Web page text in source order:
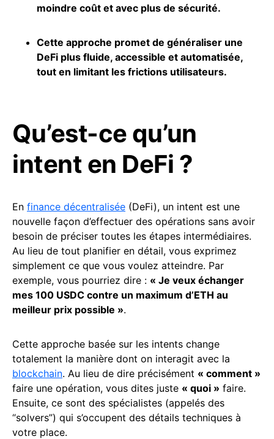
moindre coût et avec plus de sécurité.
Cette approche promet de généraliser une
DeFi plus fluide, accessible et automatisée,
tout en limitant les frictions utilisateurs.
Qu’est-ce qu’un
intent en DeFi ?
En finance décentralisée (DeFi), un intent est une
nouvelle façon d’effectuer des opérations sans avoir
besoin de préciser toutes les étapes intermédiaires.
Au lieu de tout planifier en détail, vous exprimez
simplement ce que vous voulez atteindre. Par
exemple, vous pourriez dire : « Je veux échanger
mes 100 USDC contre un maximum d’ETH au
meilleur prix possible ».
Cette approche basée sur les intents change
totalement la manière dont on interagit avec la
blockchain. Au lieu de dire précisément « comment »
faire une opération, vous dites juste « quoi » faire.
Ensuite, ce sont des spécialistes (appelés des
“solvers”) qui s’occupent des détails techniques à
votre place.